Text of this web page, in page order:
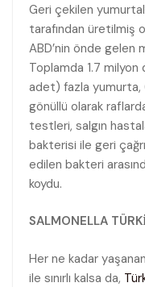
Geri çekilen
tarafından üretilmiş
ABD’nin önde gelen
Toplamda 1.7
adet) fazla yumurta,
gönüllü olarak
testleri, salgın
bakterisi ile geri
edilen bakteri
koydu.
SALMONELLA
Her ne kadar
ile sınırlı kalsa da,